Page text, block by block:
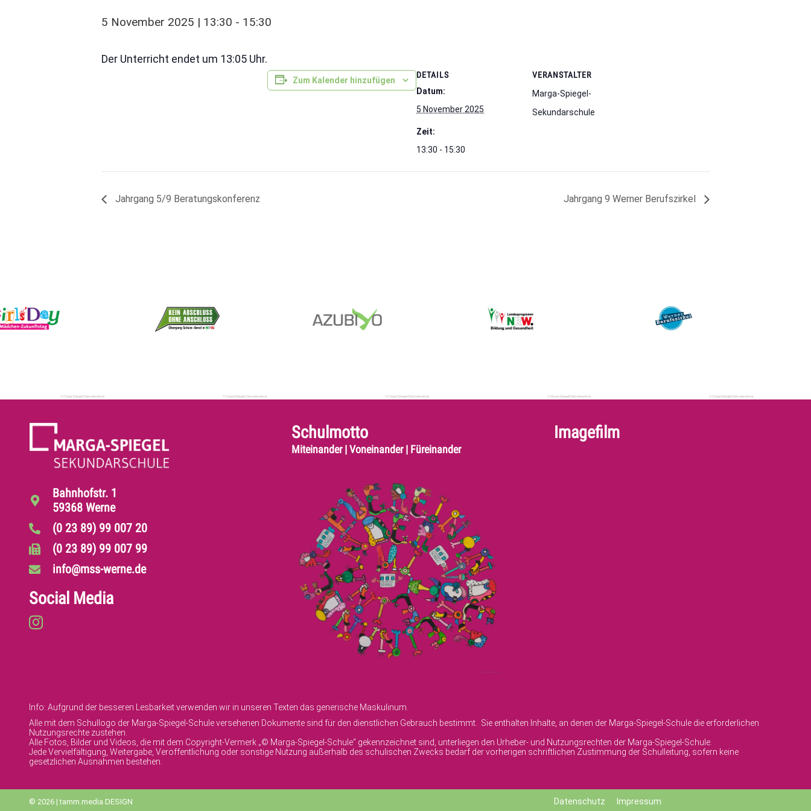
5 November 2025 | 13:30 - 15:30
Der Unterricht endet um 13:05 Uhr.
Zum Kalender hinzufügen
DETAILS
Datum:
5 November 2025
Zeit:
13:30 - 15:30
VERANSTALTER
Marga-Spiegel-
Sekundarschule
Jahrgang 5/9 Beratungskonferenz Jahrgang 9 Werner Berufszirkel
Bahnhofstr. 1
59368 Werne
(0 23 89) 99 007 20
(0 23 89) 99 007 99
info@mss-werne.de
Social Media
Schulmotto
Miteinander | Voneinander | Füreinander
Imagefilm
Info: Aufgrund der besseren Lesbarkeit verwenden wir in unseren Texten das generische Maskulinum.
Alle mit dem Schullogo der Marga-Spiegel-Schule versehenen Dokumente sind für den dienstlichen Gebrauch bestimmt. Sie enthalten Inhalte, an denen der Marga-Spiegel-Schule die erforderlichen
Nutzungsrechte zustehen.
Alle Fotos, Bilder und Videos, die mit dem Copyright-Vermerk „© Marga-Spiegel-Schule“ gekennzeichnet sind, unterliegen den Urheber- und Nutzungsrechten der Marga-Spiegel-Schule.
Jede Vervielfältigung, Weitergabe, Veröffentlichung oder sonstige Nutzung außerhalb des schulischen Zwecks bedarf der vorherigen schriftlichen Zustimmung der Schulleitung, sofern keine
gesetzlichen Ausnahmen bestehen.
© 2026 | tamm.media DESIGN Datenschutz Impressum